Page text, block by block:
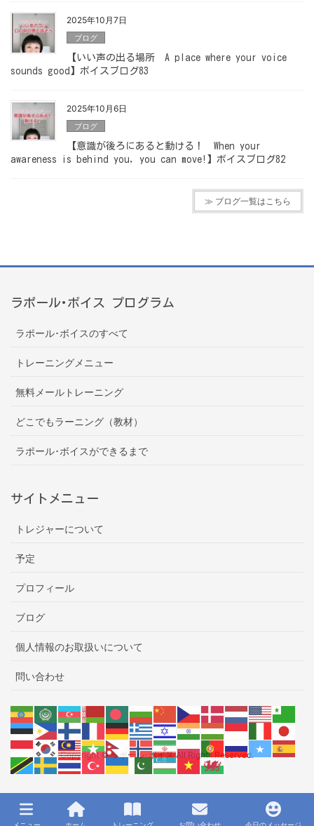
2025年10月7日
ブログ
【いい声の出る場所 A place where your voice
sounds good】ボイスブログ83
2025年10月6日
ブログ
【意識が後ろにあると動ける！ When your
awareness is behind you, you can move!】ボイスブログ82
≫ ブログ一覧はこちら
ラポール･ボイス プログラム
ラポール･ボイスのすべて
トレーニングメニュー
無料メールトレーニング
どこでもラーニング（教材）
ラポール･ボイスができるまで
サイトメニュー
トレジャーについて
予定
プロフィール
ブログ
個人情報のお取扱いについて
問い合わせ
Copyright © ラポール･ボイス All Rights Reserved.